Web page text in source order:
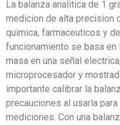
La balanza analitica de 1
medicion de alta precision
quimica, farmaceuticos y
funcionamiento se basa
masa en una señal
microprocesador y
importante calibrar la
precauciones al usarla
mediciones. Con una